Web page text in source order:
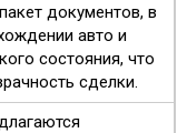
документов, в
авто и
состояния, что
сделки.